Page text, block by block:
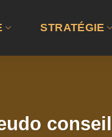
STRATÉGIE